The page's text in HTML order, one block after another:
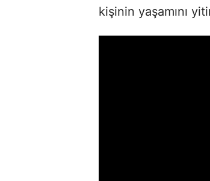
kişinin yaşamını